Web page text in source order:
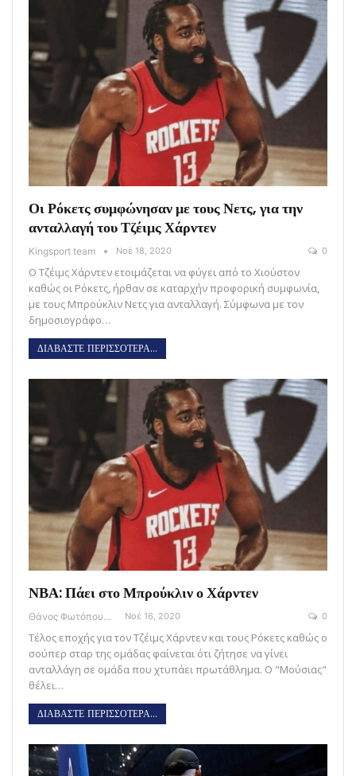
Οι Ρόκετς συμφώνησαν με τους Νετς, για την
ανταλλαγή του Τζέιμς Χάρντεν
Kingsport team Νοέ 18, 2020 0
Ο Τζέιμς Χάρντεν ετοιμάζεται να φύγει από το Χιούστον
καθώς οι Ρόκετς, ήρθαν σε καταρχήν προφορική συμφωνία,
με τους Μπρούκλιν Νετς για ανταλλαγή. Σύμφωνα με τον
δημοσιογράφο…
ΔΙΑΒΑΣΤΕ ΠΕΡΙΣΣΟΤΕΡΑ...
ΝΒΑ: Πάει στο Μπρούκλιν ο Χάρντεν
Θάνος Φωτόπουλος Νοέ 16, 2020 0
Τέλος εποχής για τον Τζέιμς Χάρντεν και τους Ρόκετς καθώς ο
σούπερ σταρ της ομάδας φαίνεται ότι ζήτησε να γίνει
ανταλλάγη σε ομάδα που χτυπάει πρωτάθλημα. Ο "Μούσιας"
θέλει…
ΔΙΑΒΑΣΤΕ ΠΕΡΙΣΣΟΤΕΡΑ...